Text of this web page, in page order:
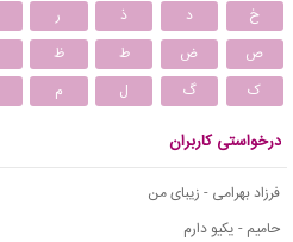
خ
د ذ ر
ص
ض ط ظ
ک
گ ل م
درخواستی کاربران
فرزاد بهرامی - زیبای من
حامیم - یکیو دارم